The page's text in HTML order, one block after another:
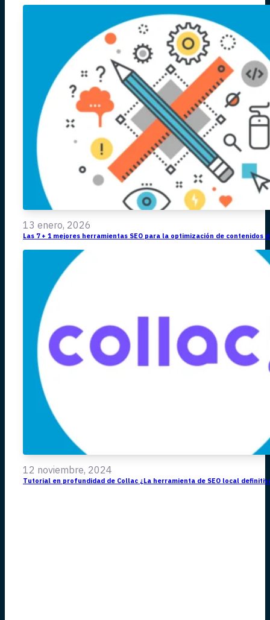
13 enero, 2026
Las 7 + 1 mejores herramientas SEO para la optimización de contenidos
12 noviembre, 2024
Tutorial en profundidad de Collac ¿La herramienta de SEO local